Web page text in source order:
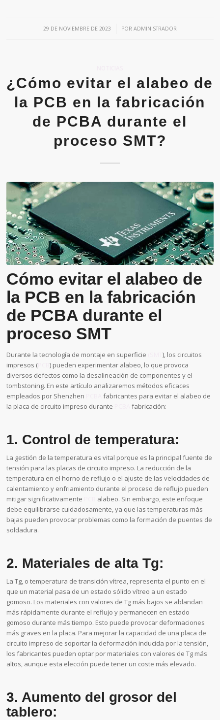
29 DE NOVIEMBRE DE 2023
/ POR ADMINISTRADOR
¿Cómo evitar el alabeo de
la PCB en la fabricación
de PCBA durante el
proceso SMT?
Cómo evitar el alabeo de
la PCB en la fabricación
de PCBA durante el
proceso SMT
Durante la tecnología de montaje en superficie (SMT), los circuitos
impresos ( PCB) pueden experimentar alabeo, lo que provoca
diversos defectos como la desalineación de componentes y el
tombstoning. En este artículo analizaremos métodos eficaces
empleados por Shenzhen
fabricantes para evitar el alabeo de
la placa de circuito impreso durante
fabricación:
1. Control de temperatura:
La gestión de la temperatura es vital porque es la principal fuente de
tensión para las placas de circuito impreso. La reducción de la
temperatura en el horno de reflujo o el ajuste de las velocidades de
calentamiento y enfriamiento durante el proceso de reflujo pueden
mitigar significativamente
alabeo. Sin embargo, este enfoque
debe equilibrarse cuidadosamente, ya que las temperaturas más
bajas pueden provocar problemas como la formación de puentes de
soldadura.
2. Materiales de alta Tg:
La Tg, o temperatura de transición vítrea, representa el punto en el
que un material pasa de un estado sólido vítreo a un estado
gomoso. Los materiales con valores de Tg más bajos se ablandan
más rápidamente durante el reflujo y permanecen en estado
gomoso durante más tiempo. Esto puede provocar deformaciones
más graves en la placa. Para mejorar la capacidad de una placa de
circuito impreso de soportar la deformación inducida por la tensión,
los fabricantes pueden optar por materiales con valores de Tg más
altos, aunque esta elección puede tener un coste más elevado.
3. Aumento del grosor del
tablero: